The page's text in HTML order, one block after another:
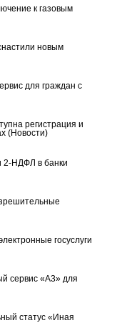
к газовым
новым
для граждан с
регистрация и
(Новости)
2-НДФЛ в банки
госуслуги
сервис «А3» для
статус «Иная